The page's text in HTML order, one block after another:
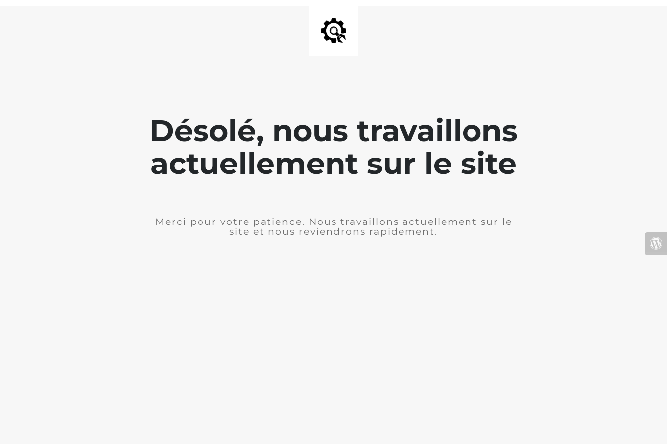
Désolé, nous travaillons
actuellement sur le site
Merci pour votre patience. Nous travaillons actuellement sur le
site et nous reviendrons rapidement.